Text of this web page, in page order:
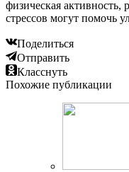
физическая активность,
стрессов могут помочь
Поделиться
Отправить
Класснуть
Похожие публикации